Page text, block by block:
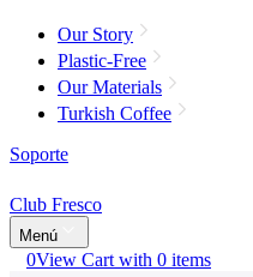
Our Story
Plastic-Free
Our Materials
Turkish Coffee
Soporte
Club Fresco
Menú
0View Cart with 0 items